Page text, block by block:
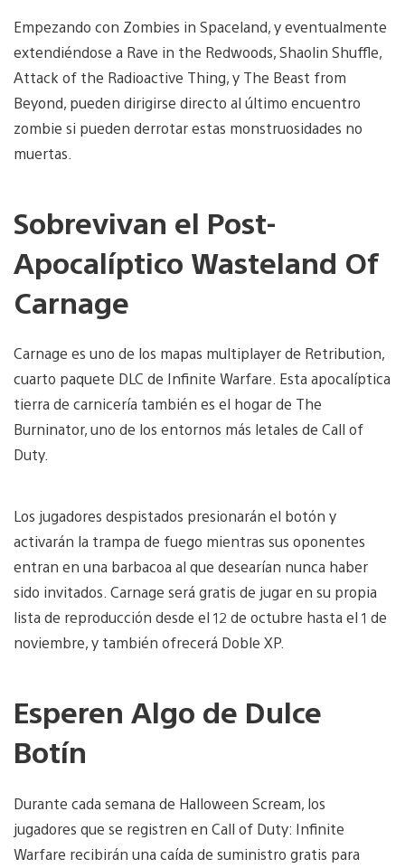
Empezando con Zombies in Spaceland, y eventualmente
extendiéndose a Rave in the Redwoods, Shaolin Shuffle,
Attack of the Radioactive Thing, y The Beast from
Beyond, pueden dirigirse directo al último encuentro
zombie si pueden derrotar estas monstruosidades no
muertas.
Sobrevivan el Post-
Apocalíptico Wasteland Of
Carnage
Carnage es uno de los mapas multiplayer de Retribution,
cuarto paquete DLC de Infinite Warfare. Esta apocalíptica
tierra de carnicería también es el hogar de The
Burninator, uno de los entornos más letales de Call of
Duty.
Los jugadores despistados presionarán el botón y
activarán la trampa de fuego mientras sus oponentes
entran en una barbacoa al que desearían nunca haber
sido invitados. Carnage será gratis de jugar en su propia
lista de reproducción desde el 12 de octubre hasta el 1 de
noviembre, y también ofrecerá Doble XP.
Esperen Algo de Dulce
Botín
Durante cada semana de Halloween Scream, los
jugadores que se registren en Call of Duty: Infinite
Warfare recibirán una caída de suministro gratis para